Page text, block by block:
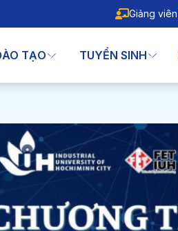
Giảng viên
Giảng viên
TẠO TUYỂN SINH